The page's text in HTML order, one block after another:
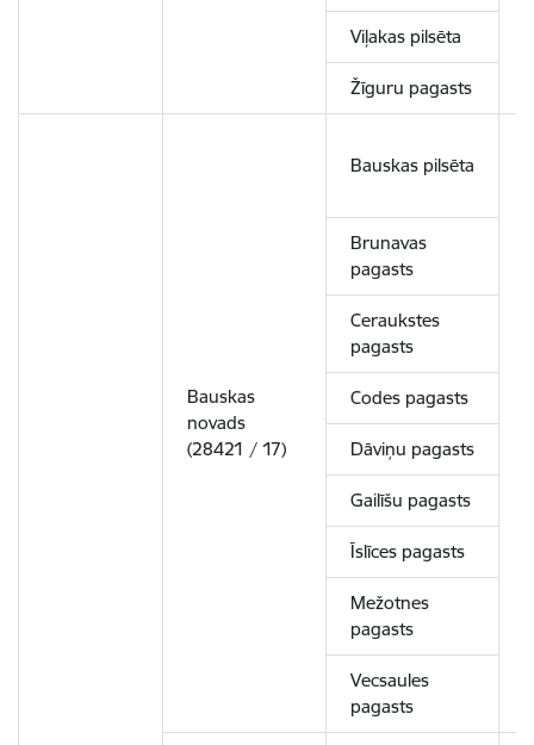
Viļakas pilsēta
Žīguru pagasts
Bauskas
novads
(28421 / 17)
Bauskas pilsēta
Brunavas
pagasts
Ceraukstes
pagasts
Codes pagasts
Dāviņu pagasts
Gailīšu pagasts
Īslīces pagasts
Mežotnes
pagasts
Vecsaules
pagasts